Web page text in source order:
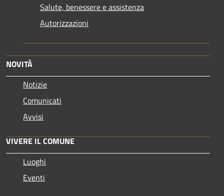
Salute, benessere e assistenza
Autorizzazioni
NOVITÀ
Notizie
Comunicati
Avvisi
VIVERE IL COMUNE
Luoghi
Eventi